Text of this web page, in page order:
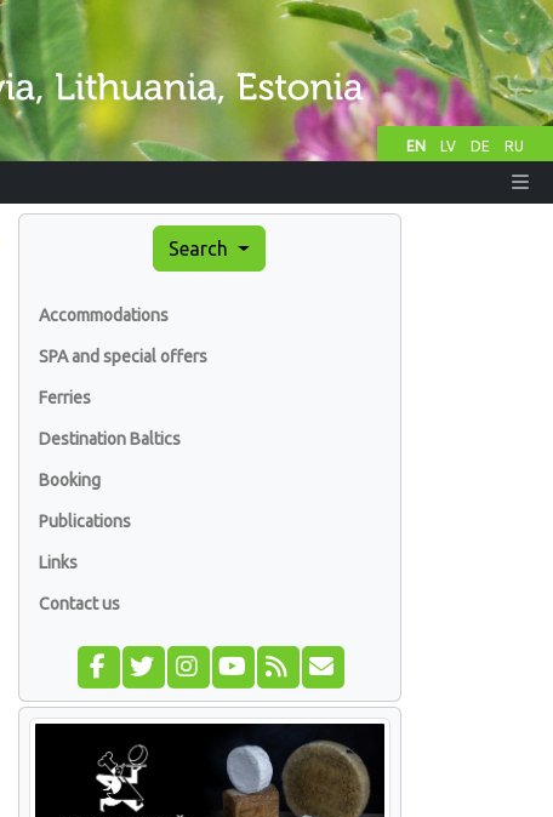
EN LV DE RU
Search
Accommodations
SPA and special offers
Ferries
Destination Baltics
Booking
Publications
Links
Contact us